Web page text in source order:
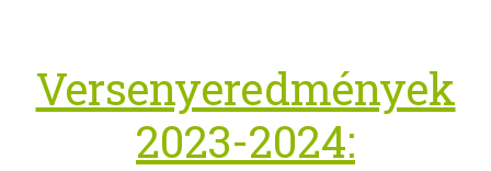
Versenyeredmények
2023-2024: